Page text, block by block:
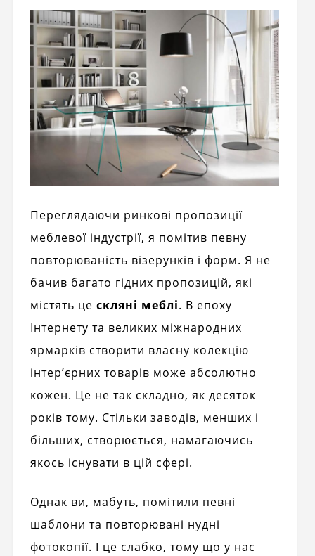
Переглядаючи ринкові пропозиції
меблевої індустрії, я помітив певну
повторюваність візерунків і форм. Я не
бачив багато гідних пропозицій, які
містять це скляні меблі. В епоху
Інтернету та великих міжнародних
ярмарків створити власну колекцію
інтер’єрних товарів може абсолютно
кожен. Це не так складно, як десяток
років тому. Стільки заводів, менших і
більших, створюється, намагаючись
якось існувати в цій сфері.
Однак ви, мабуть, помітили певні
шаблони та повторювані нудні
фотокопії. І це слабко, тому що у нас